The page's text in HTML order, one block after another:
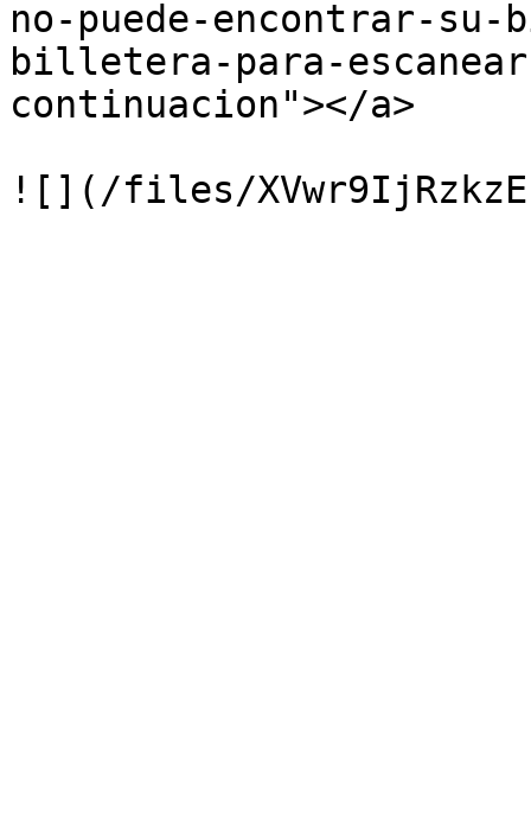
no-puede-encontrar-
billetera-para-
continuacion"></a>